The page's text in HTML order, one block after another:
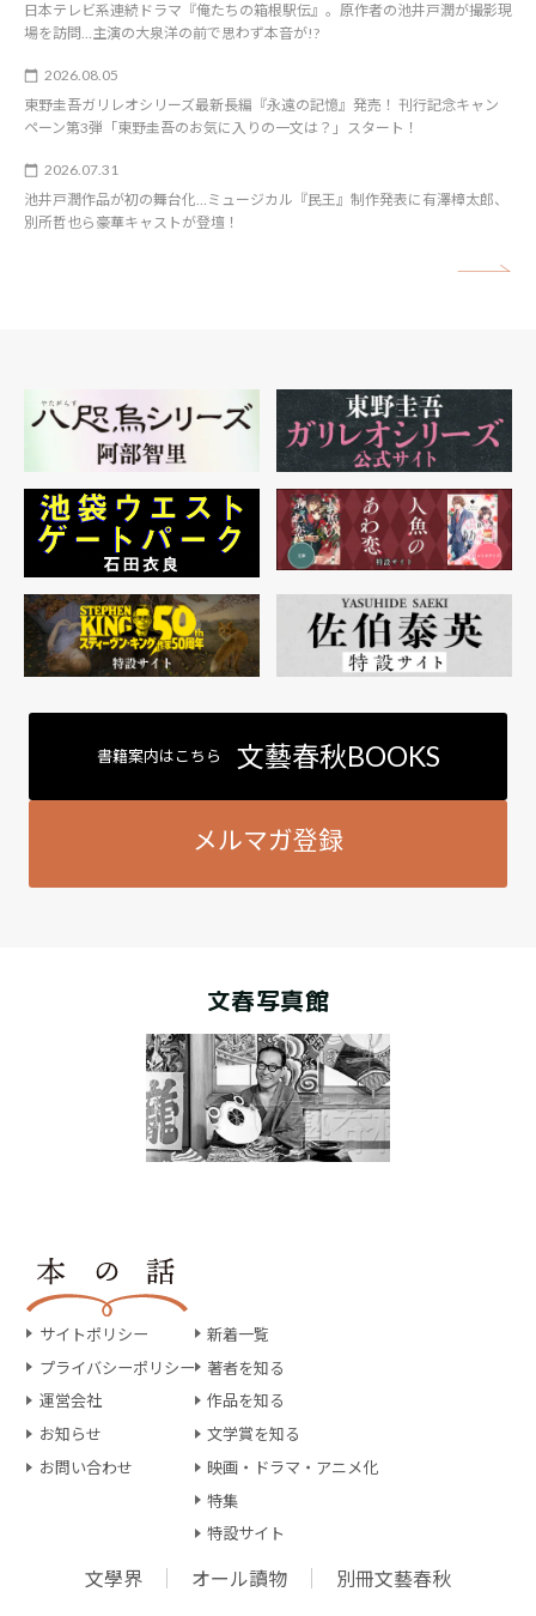
日本テレビ系連続ドラマ『俺たちの箱根駅伝』。原作者の池井戸潤が撮影現
場を訪問…主演の大泉洋の前で思わず本音が!?
2026.08.05
東野圭吾ガリレオシリーズ最新長編『永遠の記憶』発売！ 刊行記念キャン
ペーン第3弾「東野圭吾のお気に入りの一文は？」スタート！
2026.07.31
池井戸潤作品が初の舞台化…ミュージカル『民王』制作発表に有澤樟太郎、
別所哲也ら豪華キャストが登壇！
書籍案内はこちら 文藝春秋BOOKS
メルマガ登録
文春写真館
サイトポリシー
プライバシーポリシー
運営会社
お知らせ
お問い合わせ
新着一覧
著者を知る
作品を知る
文学賞を知る
映画・ドラマ・アニメ化
特集
特設サイト
文學界 オール讀物 別冊文藝春秋